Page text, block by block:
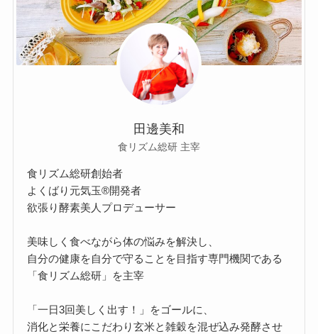
田邊美和
食リズム総研 主宰
食リズム総研創始者
よくばり元気玉®開発者
欲張り酵素美人プロデューサー
美味しく食べながら体の悩みを解決し、
自分の健康を自分で守ることを目指す専門機関である
「食リズム総研」を主宰
「一日3回美しく出す！」をゴールに、
消化と栄養にこだわり玄米と雑穀を混ぜ込み発酵させ